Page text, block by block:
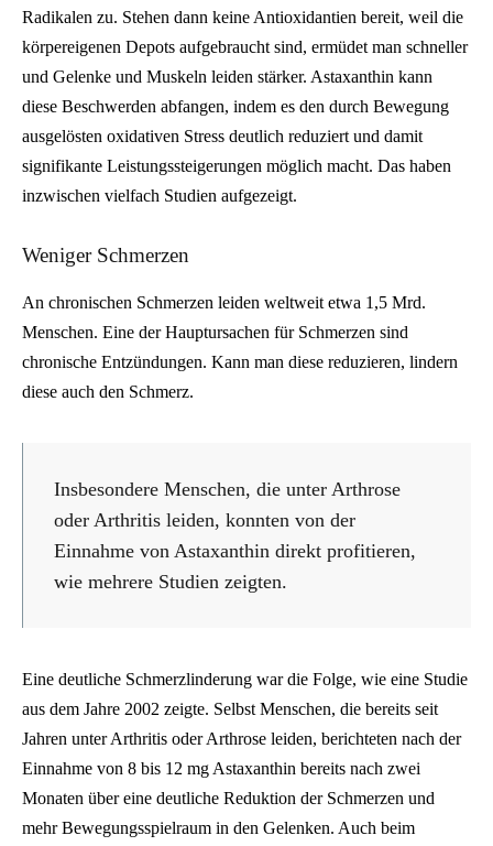
Radikalen zu. Stehen dann keine Antioxidantien bereit, weil die
körpereigenen Depots aufgebraucht sind, ermüdet man schneller
und Gelenke und Muskeln leiden stärker. Astaxanthin kann
diese Beschwerden abfangen, indem es den durch Bewegung
ausgelösten oxidativen Stress deutlich reduziert und damit
signifikante Leistungssteigerungen möglich macht. Das haben
inzwischen vielfach Studien aufgezeigt.
Weniger Schmerzen
An chronischen Schmerzen leiden weltweit etwa 1,5 Mrd.
Menschen. Eine der Hauptursachen für Schmerzen sind
chronische Entzündungen. Kann man diese reduzieren, lindern
diese auch den Schmerz.
Insbesondere Menschen, die unter Arthrose
oder Arthritis leiden, konnten von der
Einnahme von Astaxanthin direkt profitieren,
wie mehrere Studien zeigten.
Eine deutliche Schmerzlinderung war die Folge, wie eine Studie
aus dem Jahre 2002 zeigte. Selbst Menschen, die bereits seit
Jahren unter Arthritis oder Arthrose leiden, berichteten nach der
Einnahme von 8 bis 12 mg Astaxanthin bereits nach zwei
Monaten über eine deutliche Reduktion der Schmerzen und
mehr Bewegungsspielraum in den Gelenken. Auch beim